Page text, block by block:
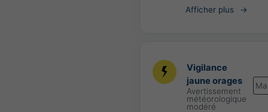
Afficher plus
Vigilance
jaune orages
Avertissement
météorologique
modéré